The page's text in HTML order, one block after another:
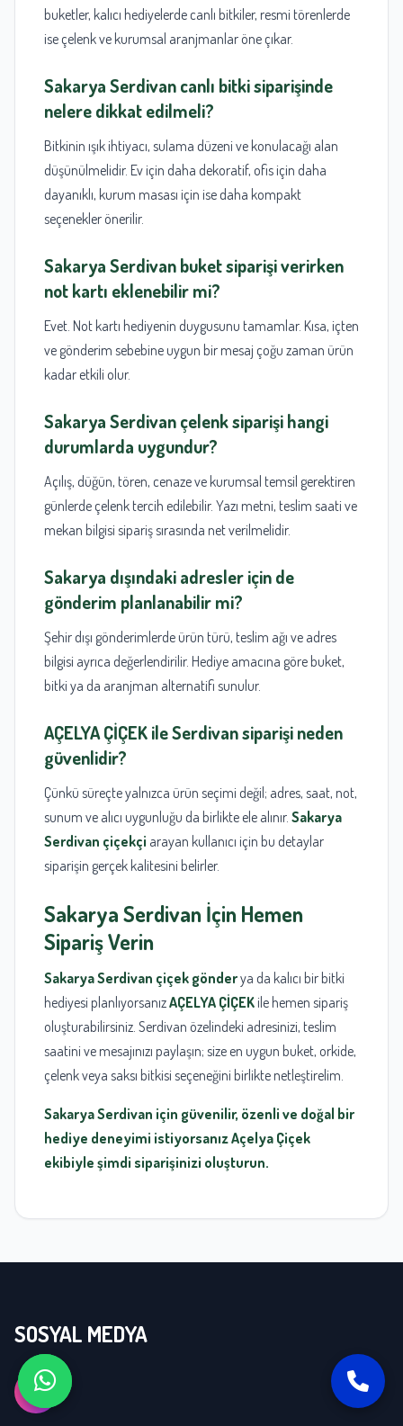
buketler, kalıcı hediyelerde canlı bitkiler, resmi törenlerde
ise çelenk ve kurumsal aranjmanlar öne çıkar.
Sakarya Serdivan canlı bitkisiparişinde
nelere dikkat edilmeli?
Bitkinin ışık ihtiyacı, sulama düzeni ve konulacağı alan
düşünülmelidir. Ev için daha dekoratif, ofis için daha
dayanıklı, kurum masası için ise daha kompakt
seçenekler önerilir.
Sakarya Serdivan buket siparişiverirken
not kartı eklenebilir mi?
Evet. Not kartı hediyenin duygusunu tamamlar. Kısa, içten
ve gönderim sebebine uygun bir mesaj çoğu zaman ürün
kadar etkili olur.
Sakarya Serdivan çelenk siparişihangi
durumlarda uygundur?
Açılış, düğün, tören, cenaze ve kurumsal temsil gerektiren
günlerde çelenk tercih edilebilir. Yazı metni, teslim saati ve
mekan bilgisi sipariş sırasında net verilmelidir.
Sakarya dışındaki adresler için de
gönderim planlanabilir mi?
Şehir dışı gönderimlerde ürün türü, teslim ağı ve adres
bilgisi ayrıca değerlendirilir. Hediye amacına göre buket,
bitki ya da aranjman alternatifi sunulur.
AÇELYA ÇİÇEKile Serdivan siparişi neden
güvenlidir?
Çünkü süreçte yalnızca ürün seçimi değil; adres, saat, not,
sunum ve alıcı uygunluğu da birlikte ele alınır. Sakarya
Serdivan çiçekçi arayan kullanıcı için bu detaylar
siparişin gerçek kalitesini belirler.
SakaryaSerdivan İçin Hemen
Sipariş Verin
Sakarya Serdivan çiçek gönderya da kalıcı bir bitki
hediyesi planlıyorsanızAÇELYA ÇİÇEK ile hemen sipariş
oluşturabilirsiniz. Serdivan özelindeki adresinizi, teslim
saatini ve mesajınızı paylaşın; size en uygun buket, orkide,
çelenk veya saksı bitkisi seçeneğini birlikte netleştirelim.
Sakarya Serdivan için güvenilir, özenli ve doğal bir
hediye deneyimi istiyorsanız Açelya Çiçek
ekibiyle şimdi siparişinizi oluşturun.
SOSYAL MEDYA